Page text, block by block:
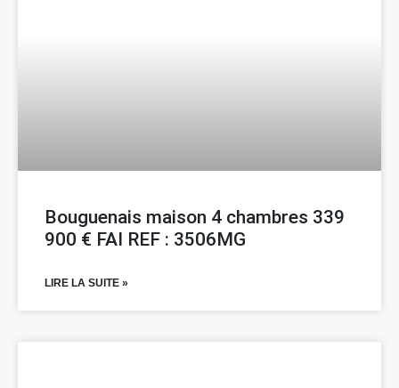
Bouguenais maison 4 chambres 339
900 € FAI REF : 3506MG
LIRE LA SUITE »